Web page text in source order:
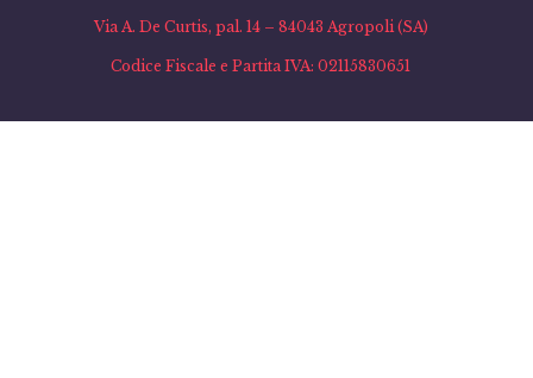
Via A. De Curtis, pal. 14 – 84043 Agropoli (SA)
Codice Fiscale e Partita IVA: 02115830651